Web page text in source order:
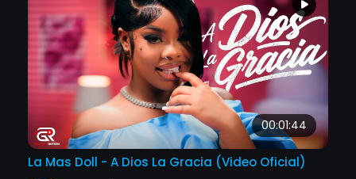
00:01:44
La Mas Doll - A Dios La Gracia (Video Oficial)